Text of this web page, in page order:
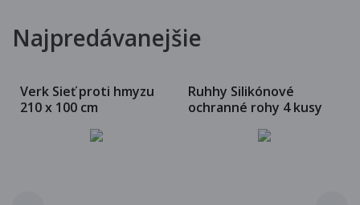
Najpredávanejšie
Verk Sieť proti hmyzu
210 x 100 cm
Ruhhy Silikónové
ochranné rohy 4 kusy